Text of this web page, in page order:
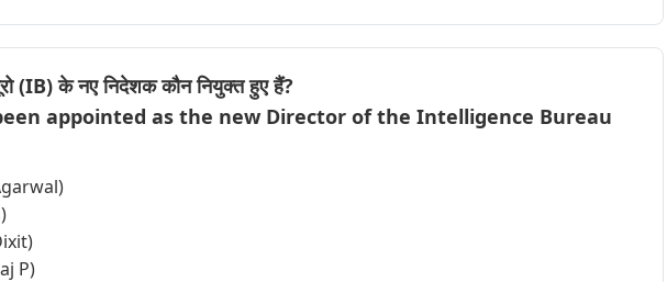
(IB) के नए निदेशक कौन नियुक्त हुए हैं?
appointed as the new Director of the Intelligence Bureau
P)